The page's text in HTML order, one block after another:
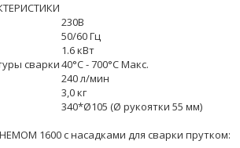
230В
50/60 Гц
1.6 кВт
сварки40°С - 700°С Макс.
240 л/мин
3,0 кг
340*Ø105 (Ø рукоятки 55 мм)
1600 с насадками для сварки прутком: